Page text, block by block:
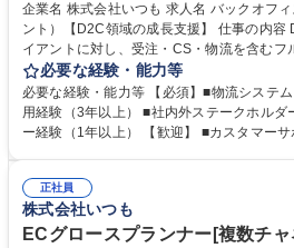
企業名 株式会社いつも 求人名 バックオフィス管理者候補（フルフィルメ
ント）【D2C領域の成長支援】 仕事の内容 D2C・EC事業を展開するクラ
イアントに対し、受注・CS・物流を含むフ
計から運用管理、体制改善までを担い、購
■セール・プロモーションに対応したフル
クライアントおよび社内PMとの連携・調
サポート運用および管理 ■物流倉庫の管理
ント）【D2C領域の成長支援】
必要な経験・能力等
必要な経験・能力等 【必須】■物流システ
用経験（3年以上） ■社内外ステークホルダ
ー経験（1年以上） 【歓迎】 ■カスタマーサポートや顧客対応業務の実務
設計に関する知見 学歴・資格 学歴：大学院 大学 高専 短大 専修学校 高校
語学力： 資格：
正社員
株式会社いつも
ECグロースプランナー[複数チ